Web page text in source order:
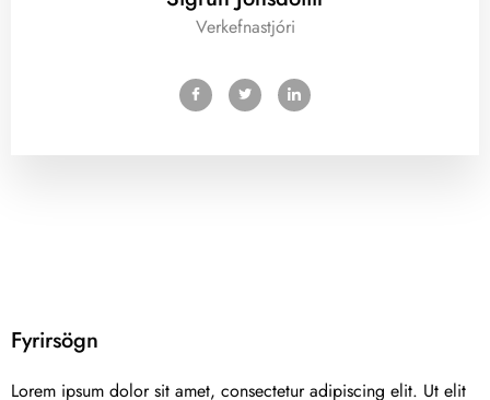
Verkefnastjóri
Fyrirsögn
Lorem ipsum dolor sit amet, consectetur adipiscing elit. Ut elit